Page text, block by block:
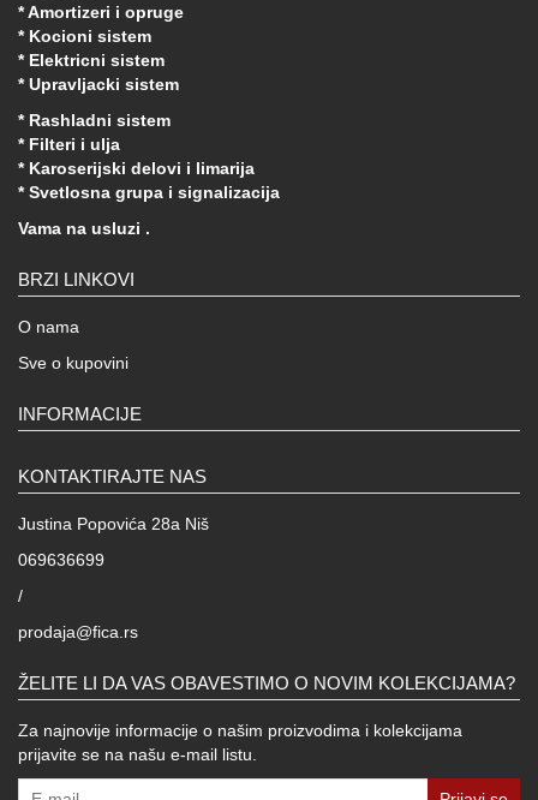
* Amortizeri i opruge
* Kocioni sistem
* Elektricni sistem
* Upravljacki sistem
* Rashladni sistem
* Filteri i ulja
* Karoserijski delovi i limarija
* Svetlosna grupa i signalizacija
Vama na usluzi .
BRZI LINKOVI
O nama
Sve o kupovini
INFORMACIJE
KONTAKTIRAJTE NAS
Justina Popovića 28a Niš
069636699
/
prodaja@fica.rs
ŽELITE LI DA VAS OBAVESTIMO O NOVIM KOLEKCIJAMA?
Za najnovije informacije o našim proizvodima i kolekcijama
prijavite se na našu e-mail listu.